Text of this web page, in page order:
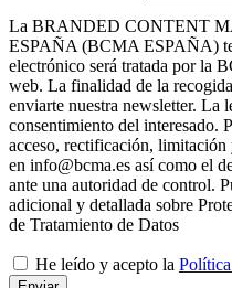
La BRANDED CONTENT
ESPAÑA (BCMA ESPAÑA)
electrónico será tratada por la
web. La finalidad de la
enviarte nuestra newsletter. La
consentimiento del interesado.
acceso, rectificación,
en info@bcma.es así como el
ante una autoridad de control.
adicional y detallada sobre
de Tratamiento de Datos
He leído y acepto la